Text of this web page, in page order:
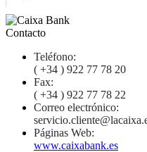
Contacto
Teléfono:
( +34 ) 922 77 78 20
Fax:
( +34 ) 922 77 78 22
Correo electrónico:
Páginas Web:
www.caixabank.es